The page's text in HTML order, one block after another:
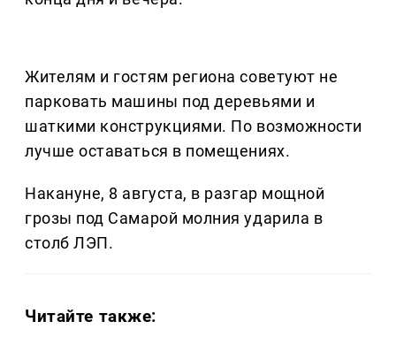
Жителям и гостям региона советуют не
парковать машины под деревьями и
шаткими конструкциями. По возможности
лучше оставаться в помещениях.
Накануне, 8 августа, в разгар мощной
грозы под Самарой молния ударила в
столб ЛЭП.
Читайте также: